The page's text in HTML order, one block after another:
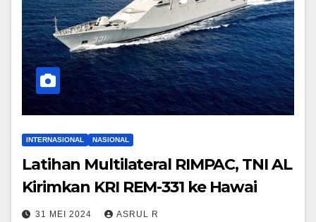
INTERNASIONAL NASIONAL
Latihan Multilateral RIMPAC, TNI AL
Kirimkan KRI REM-331 ke Hawai
31 MEI 2024 ASRUL R